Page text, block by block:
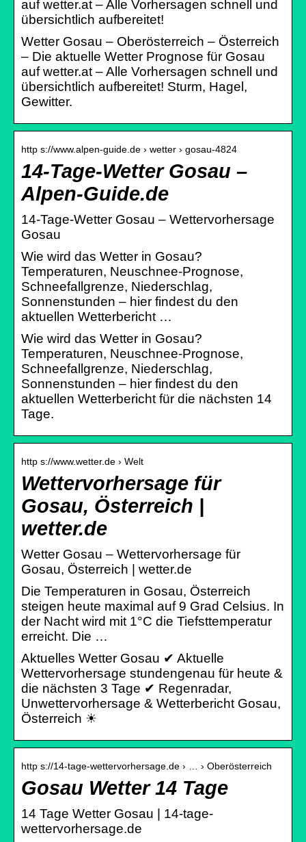
auf wetter.at – Alle Vorhersagen schnell und
übersichtlich aufbereitet!
Wetter Gosau – Oberösterreich – Österreich
– Die aktuelle Wetter Prognose für Gosau
auf wetter.at – Alle Vorhersagen schnell und
übersichtlich aufbereitet! Sturm, Hagel,
Gewitter.
http s://www.alpen-guide.de › wetter › gosau-4824
14-Tage-Wetter Gosau –
Alpen-Guide.de
14-Tage-Wetter Gosau – Wettervorhersage
Gosau
Wie wird das Wetter in Gosau?
Temperaturen, Neuschnee-Prognose,
Schneefallgrenze, Niederschlag,
Sonnenstunden – hier findest du den
aktuellen Wetterbericht …
Wie wird das Wetter in Gosau?
Temperaturen, Neuschnee-Prognose,
Schneefallgrenze, Niederschlag,
Sonnenstunden – hier findest du den
aktuellen Wetterbericht für die nächsten 14
Tage.
http s://www.wetter.de › Welt
Wettervorhersage für
Gosau, Österreich |
wetter.de
Wetter Gosau – Wettervorhersage für
Gosau, Österreich | wetter.de
Die Temperaturen in Gosau, Österreich
steigen heute maximal auf 9 Grad Celsius. In
der Nacht wird mit 1°C die Tiefsttemperatur
erreicht. Die …
Aktuelles Wetter Gosau ✔ Aktuelle
Wettervorhersage stundengenau für heute &
die nächsten 3 Tage ✔ Regenradar,
Unwettervorhersage & Wetterbericht Gosau,
Österreich ☀
http s://14-tage-wettervorhersage.de › … › Oberösterreich
Gosau Wetter 14 Tage
14 Tage Wetter Gosau | 14-tage-
wettervorhersage.de